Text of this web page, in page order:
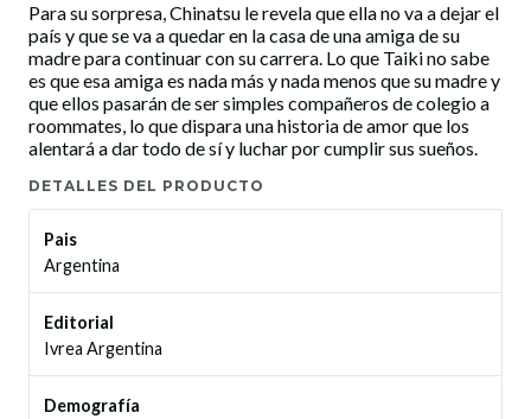
Para su sorpresa, Chinatsu le revela que ella no va a dejar el
país y que se va a quedar en la casa de una amiga de su
madre para continuar con su carrera. Lo que Taiki no sabe
es que esa amiga es nada más y nada menos que su madre y
que ellos pasarán de ser simples compañeros de colegio a
roommates, lo que dispara una historia de amor que los
alentará a dar todo de sí y luchar por cumplir sus sueños.
DETALLES DEL PRODUCTO
Pais
Argentina
Editorial
Ivrea Argentina
Demografía